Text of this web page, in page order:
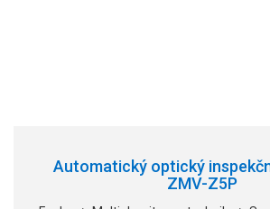
Automatický optický
ZMV-Z5P